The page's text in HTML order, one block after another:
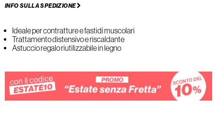
INFO SULLA SPEDIZIONE
Ideale per contratture e fastidi muscolari
Trattamento distensivo e riscaldante
Astuccio regalo riutilizzabile in legno